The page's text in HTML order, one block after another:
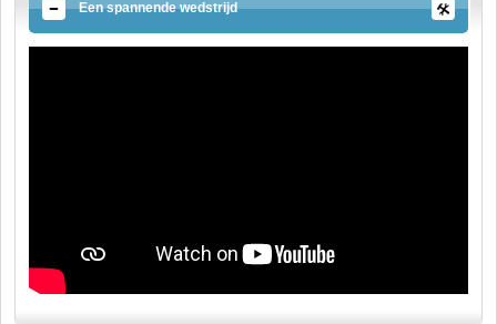
Een spannende wedstrijd